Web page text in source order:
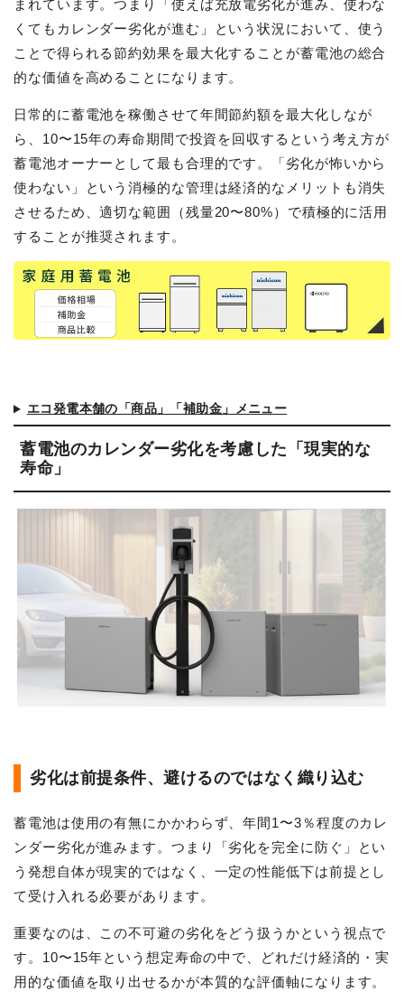
まれています。つまり「使えば充放電劣化が進み、使わな
くてもカレンダー劣化が進む」という状況において、使う
ことで得られる節約効果を最大化することが蓄電池の総合
的な価値を高めることになります。
日常的に蓄電池を稼働させて年間節約額を最大化しなが
ら、10〜15年の寿命期間で投資を回収するという考え方が
蓄電池オーナーとして最も合理的です。「劣化が怖いから
使わない」という消極的な管理は経済的なメリットも消失
させるため、適切な範囲（残量20〜80%）で積極的に活用
することが推奨されます。
エコ発電本舗の「商品」「補助金」メニュー
蓄電池のカレンダー劣化を考慮した「現実的な
寿命」
劣化は前提条件、避けるのではなく織り込む
蓄電池は使用の有無にかかわらず、年間1〜3％程度のカレ
ンダー劣化が進みます。つまり「劣化を完全に防ぐ」とい
う発想自体が現実的ではなく、一定の性能低下は前提とし
て受け入れる必要があります。
重要なのは、この不可避の劣化をどう扱うかという視点で
す。10〜15年という想定寿命の中で、どれだけ経済的・実
用的な価値を取り出せるかが本質的な評価軸になります。